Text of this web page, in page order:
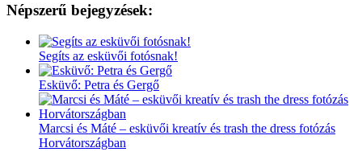
Népszerű bejegyzések:
Segíts az esküvői fotósnak!
Esküvő: Petra és Gergő
Marcsi és Máté – esküvői kreatív és trash the dress fotózás
Horvátországban